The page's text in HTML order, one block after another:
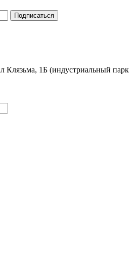
Клязьма, 1Б (индустриальный парк